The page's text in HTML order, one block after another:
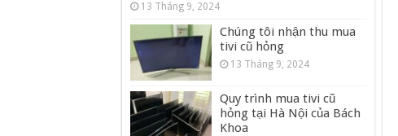
13 Tháng 9, 2024
Chúng tôi nhận thu mua
tivi cũ hỏng
13 Tháng 9, 2024
Quy trình mua tivi cũ
hỏng tại Hà Nội của Bách
Khoa